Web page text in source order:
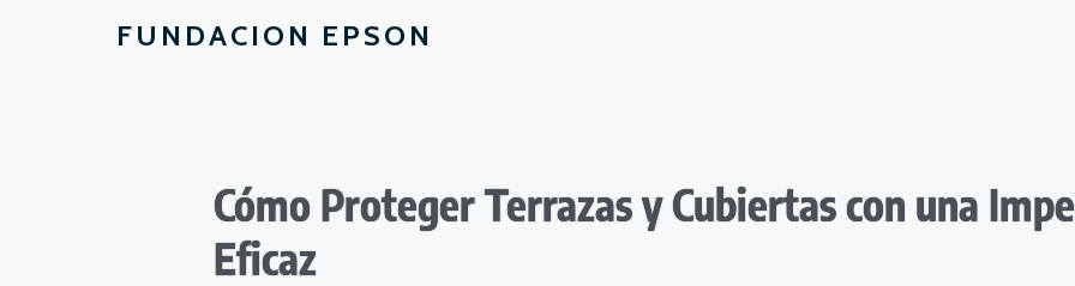
FUNDACION EPSON
Cómo Proteger Terrazas y Cubiertas con una
Eficaz